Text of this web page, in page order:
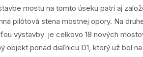
mostu na tomto úseku patrí aj
pilótová stena mostnej opory. Na
výstavby je celkovo 18 nových
objekt ponad diaľnicu D1, ktorý už bol